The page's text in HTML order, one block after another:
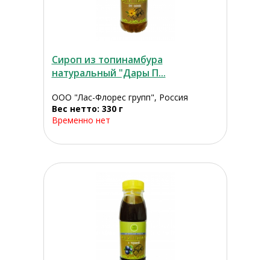
Сироп из топинамбура
натуральный "Дары П...
ООО "Лас-Флорес групп", Россия
Вес нетто: 330 г
Временно нет